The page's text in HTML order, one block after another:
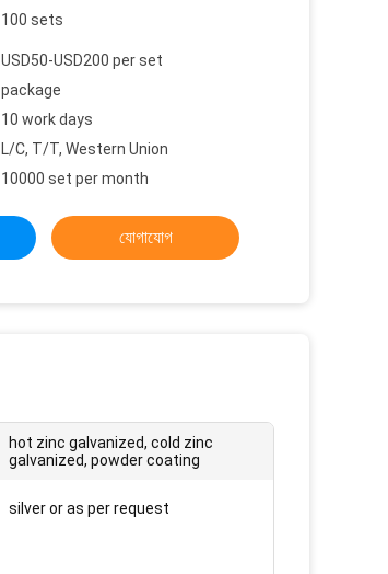
100 sets
USD50-USD200 per set
package
10 work days
L/C, T/T, Western Union
10000 set per month
যোগাযোগ
hot zinc galvanized, cold zinc
galvanized, powder coating
silver or as per request